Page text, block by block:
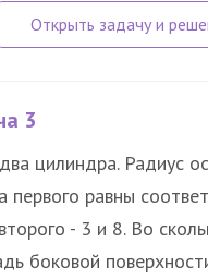
3
цилиндра. Радиус
первого равны
- 3 и 8. Во
боковой